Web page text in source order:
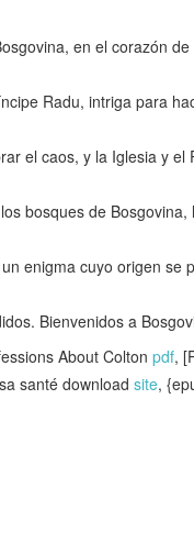
en el corazón
Radu, intriga para
el caos, y la Iglesia y
bosques de
enigma cuyo origen se
Bienvenidos a
About Colton pdf,
santé download site,